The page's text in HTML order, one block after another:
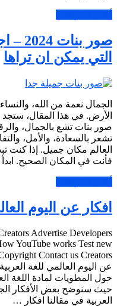
التي يمكن ان تراها
الجمال نعمة من الله،
الأرض. في هذا المقال،
صور بنات تشع بالجمال،
تشعر بالسعادة، والأمل،
العالم مكان جميل. إذا كنت
فأنت في المكان الصحيح.
افكار عن اليوم
Advertise Developers
YouTube works Test new
عن اليوم العالمي للغة
حول المطويات لمادة اللغة
حيث سنوضح بعض الأفكار
العربية في مقالنا افكار …